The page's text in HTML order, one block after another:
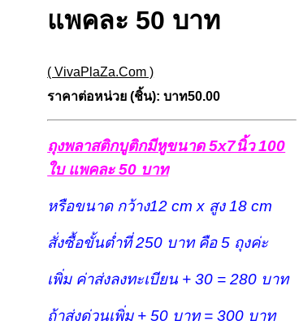
แพคละ 50 บาท
( VivaPlaZa.Com )
ราคาต่อหน่วย (ชิ้น): บาท50.00
ถุงพลาสติกบูติกมีหูขนาด 5x7นิ้ว 100
ใบ แพคละ 50 บาท
หรือขนาด กว้าง12 cm x สูง 18 cm
สั่งซื้อขั้นต่ำที่ 250 บาท คือ 5 ถุงค่ะ
เพิ่ม ค่าส่งลงทะเบียน + 30 = 280 บาท
ถ้าส่งด่วนเพิ่ม + 50 บาท = 300 บาท